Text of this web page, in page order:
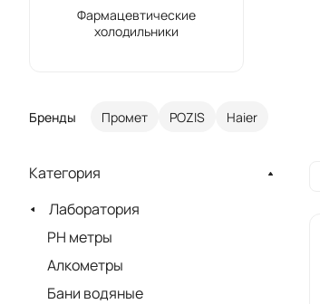
Фармацевтические
холодильники
Бренды Промет POZIS Haier
Категория
Лаборатория
PH метры
Алкометры
Бани водяные